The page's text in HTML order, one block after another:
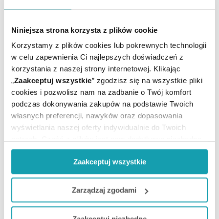
Niniejsza strona korzysta z plików cookie
Korzystamy z plików cookies lub pokrewnych technologii
w celu zapewnienia Ci najlepszych doświadczeń z
korzystania z naszej strony internetowej. Klikając
„Zaakceptuj wszystkie” zgodzisz się na wszystkie pliki
cookies i pozwolisz nam na zadbanie o Twój komfort
podczas dokonywania zakupów na podstawie Twoich
własnych preferencji, nawyków oraz dopasowania
wyświetlania naszej oferty indywidualnie do Twoich
do prawidłowego działania Portalu oraz jego
funkcjonalności. W zależności od funkcji, dane o tym jak
korzystasz z naszej witryny będą również przekazywane
do naszych Partnerów marketingowych i analitycznych.
Jeżeli chcesz dostosować swoją zgodę i wybrać tylko
Zaakceptuj wszystkie
Zarządzaj zgodami
Rejestracja produktu:
Lek bez recepty
Postać:
Płyn na skórę
Przechowywanie:
Temperatura
pokojowa
Producent / Podmiot
odpowiedzialny:
VERCO